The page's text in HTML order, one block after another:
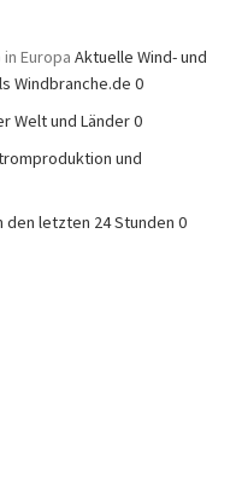
Europa Aktuelle Wind- und
Windbranche.de 0
Welt und Länder 0
und
den letzten 24 Stunden 0